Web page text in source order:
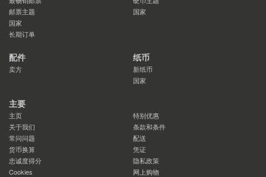
邮票主题
国家
长期订单
国家
配件
卖方
纸币
新纸币
国家
主要
主页
特别优惠
关于我们
条款和条件
常问问题
配送
货币换算
凭证
忠诚度得分
隐私政策
Cookies
网上购物